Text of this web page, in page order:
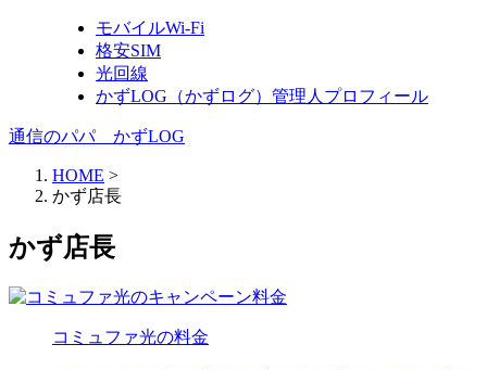
モバイルWi-Fi
格安SIM
光回線
かずLOG（かずログ）管理人プロフィール
通信のパパ かずLOG
HOME >
かず店長
かず店長
コミュファ光の料金